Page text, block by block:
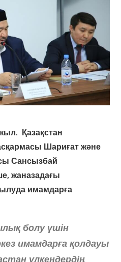
Қазақстан
Шариғат және
Сансызбай
жаназадағы
имамдарға
болу үшін
имамдарға қолдауы
үлкендердің